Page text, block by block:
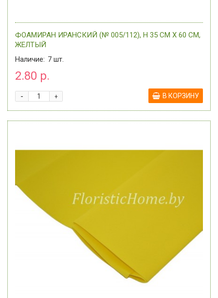
ФОАМИРАН ИРАНСКИЙ (№ 005/112), H 35 СМ Х 60 СМ,
ЖЕЛТЫЙ
Наличие: 7 шт.
2.80 р.
+
- В КОРЗИНУ